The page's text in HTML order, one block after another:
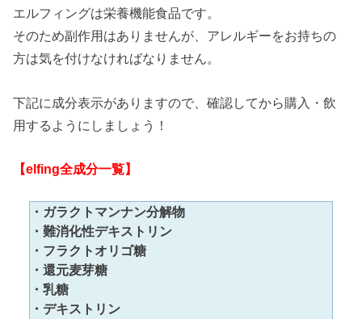
エルフィングは栄養機能食品です。
そのため副作用はありませんが、アレルギーをお持ちの
方は気を付けなければなりません。
下記に成分表示がありますので、確認してから購入・飲
用するようにしましょう！
【elfing全成分一覧】
・ガラクトマンナン分解物
・難消化性デキストリン
・フラクトオリゴ糖
・還元麦芽糖
・乳糖
・デキストリン